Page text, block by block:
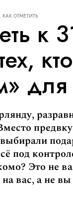
КАК ОТМЕТИТЬ
к
для
под
Это не
вас, а не